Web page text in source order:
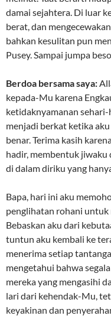
damai sejahtera. Di luar
berat, dan
bahkan kesulitan pun
Pusey. Sampai jumpa
Berdoa bersama saya:
kepada-Mu karena
ketidaknyamanan
menjadi berkat ketika
benar. Terima kasih
hadir, membentuk jiwaku
di dalam diriku yang
Bapa, hari ini aku
penglihatan rohani untuk
Bebaskan aku dari
tuntun aku kembali ke
menerima setiap
mengetahui bahwa
mereka yang mengasihi
lari dari kehendak-Mu,
keyakinan dan